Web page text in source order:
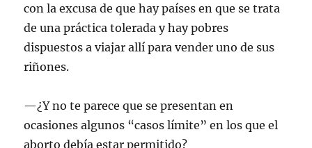
con la excusa de que hay países en que se trata
de una práctica tolerada y hay pobres
dispuestos a viajar allí para vender uno de sus
riñones.
—¿Y no te parece que se presentan en
ocasiones algunos “casos límite” en los que el
aborto debía estar permitido?